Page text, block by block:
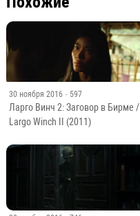
30 ноября 2016 · 597
Ларго Винч 2: Заговор в Бирме /
Largo Winch II (2011)